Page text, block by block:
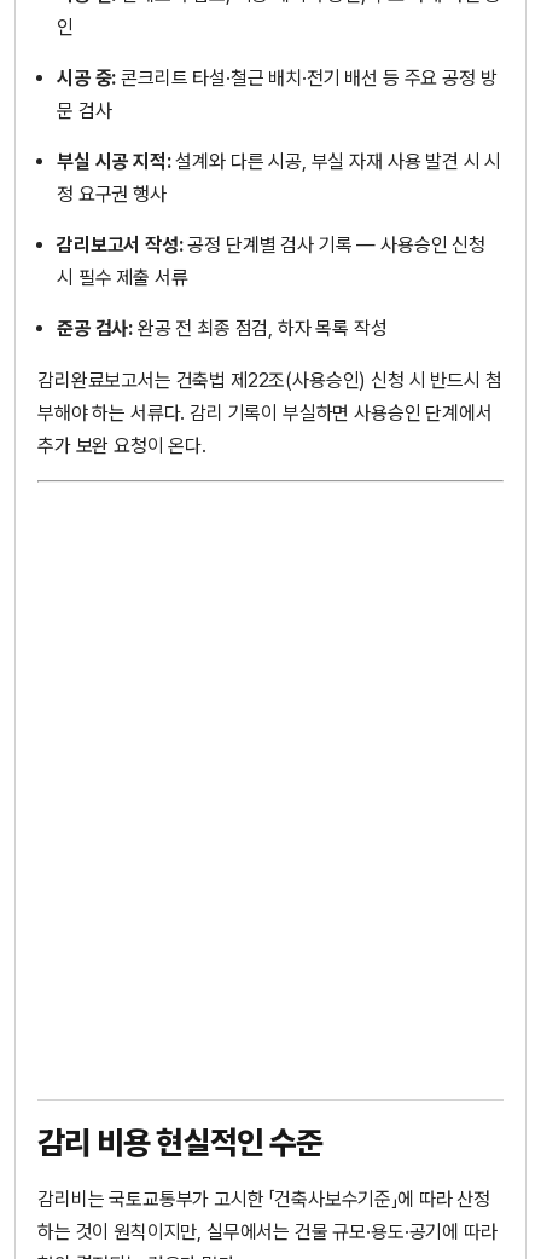
인
시공 중: 콘크리트 타설·철근 배치·전기 배선 등 주요 공정 방
문 검사
부실 시공 지적:설계와 다른 시공, 부실 자재 사용 발견 시 시
정 요구권 행사
감리보고서 작성:공정 단계별 검사 기록 — 사용승인 신청
시 필수 제출 서류
준공 검사: 완공 전 최종 점검, 하자 목록 작성
감리완료보고서는 건축법 제22조(사용승인) 신청 시 반드시 첨
부해야 하는 서류다. 감리 기록이 부실하면 사용승인 단계에서
추가 보완 요청이 온다.
감리 비용 현실적인 수준
감리비는 국토교통부가 고시한 「건축사보수기준」에 따라 산정
하는 것이 원칙이지만, 실무에서는 건물 규모·용도·공기에 따라